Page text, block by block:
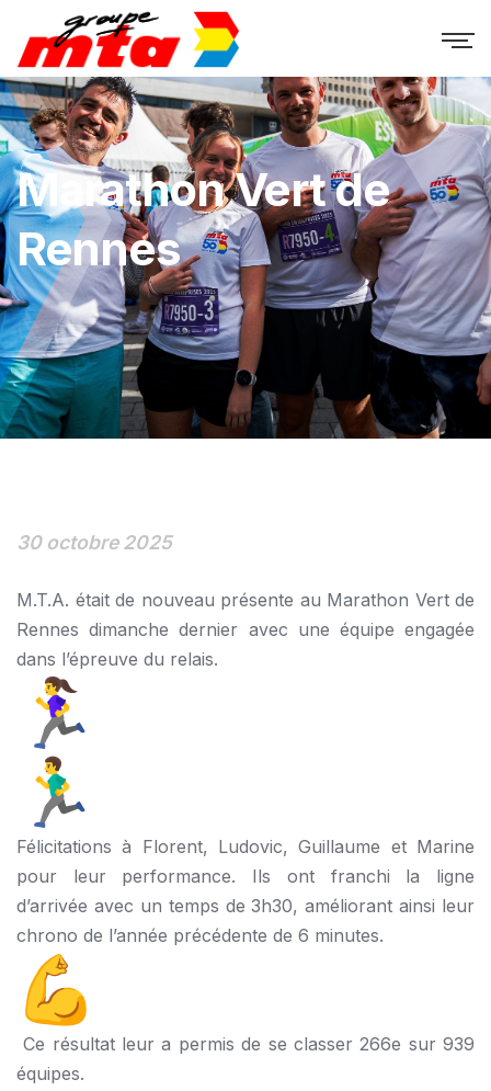
Marathon Vert de
Rennes
30 octobre 2025
M.T.A. était de nouveau présente au Marathon Vert de
Rennes dimanche dernier avec une équipe engagée
dans l’épreuve du relais.
Félicitations à Florent, Ludovic, Guillaume et Marine
pour leur performance. Ils ont franchi la ligne
d’arrivée avec un temps de 3h30, améliorant ainsi leur
chrono de l’année précédente de 6 minutes.
Ce résultat leur a permis de se classer 266e sur 939
équipes.